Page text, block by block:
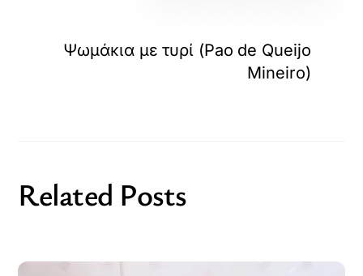
Ψωμάκια με τυρί (Pao de Queijo
Mineiro)
Related Posts